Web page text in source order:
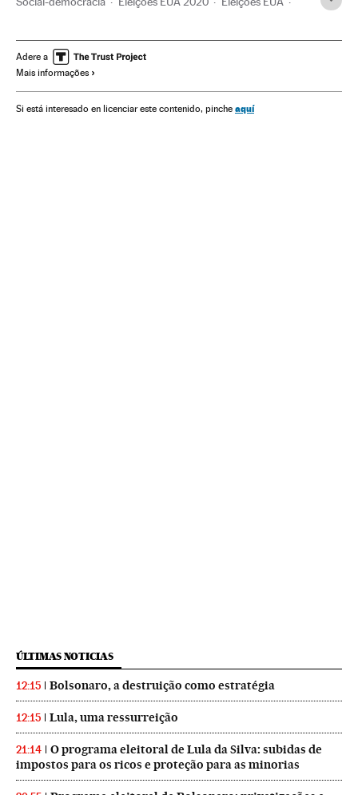
União Europeia Organizações internacionais
Relações exteriores
Adere a
Mais informações
Si está interesado en licenciar este contenido, pinche aquí
ÚLTIMAS NOTICIAS
12:15 Bolsonaro, a destruição como estratégia
12:15 Lula, uma ressurreição
21:14
O programa eleitoral de Lula da Silva: subidas de
impostos para os ricos e proteção para as minorias